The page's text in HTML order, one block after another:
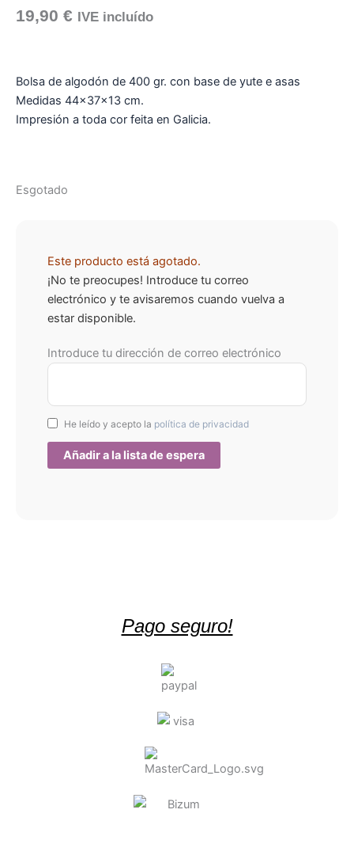
19,90 € IVE incluído
Bolsa de algodón de 400 gr. con base de yute e asas
Medidas 44x37x13 cm.
Impresión a toda cor feita en Galicia.
Esgotado
Este producto está agotado.
¡No te preocupes! Introduce tu correo
electrónico y te avisaremos cuando vuelva a
estar disponible.
Introduce tu dirección de correo electrónico
He leído y acepto la política de privacidad
Pago seguro!